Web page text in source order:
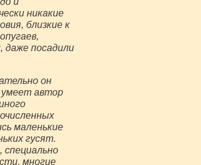
никакие
близкие к
даже посадили
он
умеет автор
маленькие
гусят.
специально
многие